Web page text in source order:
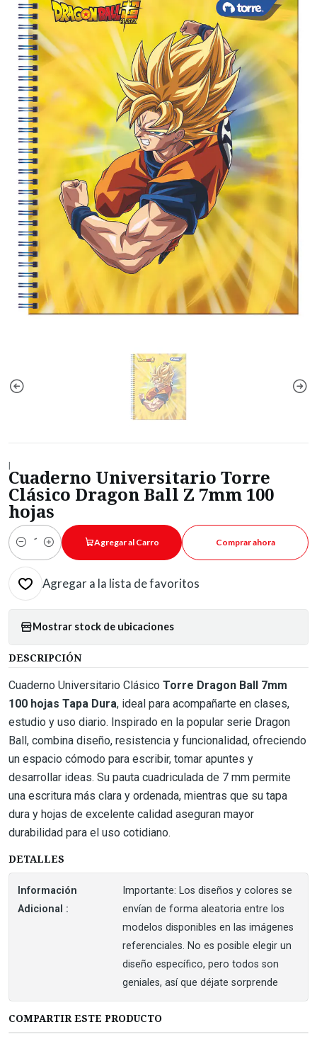
|
Cuaderno Universitario Torre
Clásico Dragon Ball Z 7mm 100
hojas
Cantidad
Agregar al Carro Comprar ahora
Agregar a la lista de favoritos
Mostrar stock de ubicaciones
DESCRIPCIÓN
Cuaderno Universitario Clásico Torre Dragon Ball 7mm
100 hojas Tapa Dura, ideal para acompañarte en clases,
estudio y uso diario. Inspirado en la popular serie Dragon
Ball, combina diseño, resistencia y funcionalidad, ofreciendo
un espacio cómodo para escribir, tomar apuntes y
desarrollar ideas. Su pauta cuadriculada de 7 mm permite
una escritura más clara y ordenada, mientras que su tapa
dura y hojas de excelente calidad aseguran mayor
durabilidad para el uso cotidiano.
DETALLES
Información
Adicional :
Importante: Los diseños y colores se
envían de forma aleatoria entre los
modelos disponibles en las imágenes
referenciales. No es posible elegir un
diseño específico, pero todos son
geniales, así que déjate sorprende
COMPARTIR ESTE PRODUCTO